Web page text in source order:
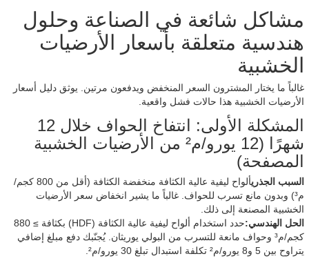
مشاكل شائعة في الصناعة وحلول
هندسية متعلقة بأسعار الأرضيات
الخشبية
غالباً ما يختار المشترون السعر المنخفض ويدفعون مرتين. يوثق دليل أسعار
الأرضيات الخشبية هذا حالات فشل واقعية.
المشكلة الأولى: انتفاخ الحواف خلال 12
شهرًا (12 يورو/م² من الأرضيات الخشبية
المصفحة)
السبب الجذري
ألواح ليفية عالية الكثافة منخفضة الكثافة (أقل من 800 كجم/
م³) وبدون مانع تسرب للحواف. غالباً ما يشير انخفاض سعر الأرضيات
الخشبية المصنعة إلى ذلك.
الحل الهندسي:
حدد استخدام ألواح ليفية عالية الكثافة (HDF) بكثافة ≥ 880
كجم/م³ وحواف مانعة للتسرب من البولي يوريثان. يُجنّبك دفع مبلغ إضافي
يتراوح بين 5 و8 يورو/م² تكلفة استبدال تبلغ 30 يورو/م².